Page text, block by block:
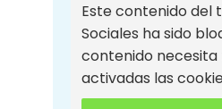
Este contenido del
Sociales ha sido
contenido
activadas las